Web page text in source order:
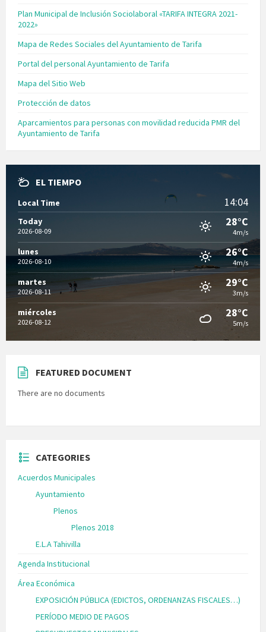
Plan Municipal de Inclusión Sociolaboral «TARIFA INTEGRA 2021-
2022»
Mapa de Redes Sociales del Ayuntamiento de Tarifa
Portal del personal Ayuntamiento de Tarifa
Mapa del Sitio Web
Protección de datos
Aparcamientos para personas con movilidad reducida PMR del
Ayuntamiento de Tarifa
EL TIEMPO
Local Time 14:04
Today
2026-08-09
28°C
4m/s
lunes
2026-08-10
26°C
4m/s
martes
2026-08-11
29°C
3m/s
miércoles
2026-08-12
28°C
5m/s
FEATURED DOCUMENT
There are no documents
CATEGORIES
Acuerdos Municipales
Ayuntamiento
Plenos
Plenos 2018
E.L.A Tahivilla
Agenda Institucional
Área Económica
EXPOSICIÓN PÚBLICA (EDICTOS, ORDENANZAS FISCALES…)
PERÍODO MEDIO DE PAGOS